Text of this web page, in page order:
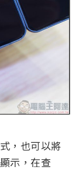
，也可以將
示，在查